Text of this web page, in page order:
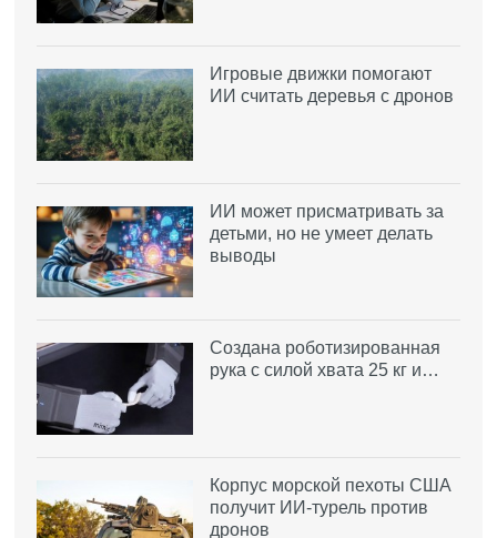
Игровые движки помогают
ИИ считать деревья с дронов
ИИ может присматривать за
детьми, но не умеет делать
выводы
Создана роботизированная
рука с силой хвата 25 кг и…
Корпус морской пехоты США
получит ИИ-турель против
дронов